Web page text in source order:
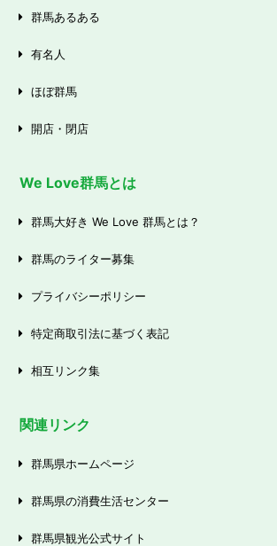
群馬あるある
有名人
ほぼ群馬
開店・閉店
We Love群馬とは
群馬大好き We Love 群馬とは？
群馬のライター募集
プライバシーポリシー
特定商取引法に基づく表記
相互リンク集
関連リンク
群馬県ホームページ
群馬県の消費生活センター
群馬県観光公式サイト